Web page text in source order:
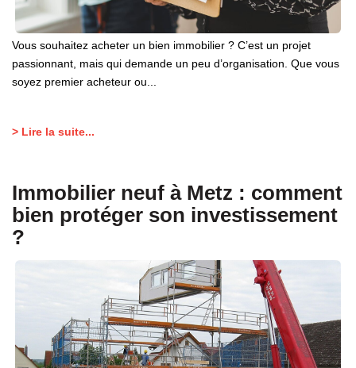
Vous souhaitez acheter un bien immobilier ? C’est un projet
passionnant, mais qui demande un peu d’organisation. Que vous
soyez premier acheteur ou...
> Lire la suite...
Immobilier neuf à Metz : comment
bien protéger son investissement
?